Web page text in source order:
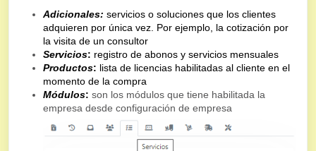
Adicionales: servicios o soluciones que los clientes
adquieren por única vez. Por ejemplo, la cotización por
la visita de un consultor
Servicios: registro de abonos y servicios mensuales
Productos: lista de licencias habilitadas al cliente en el
momento de la compra
Módulos: son los módulos que tiene habilitada la
empresa desde configuración de empresa